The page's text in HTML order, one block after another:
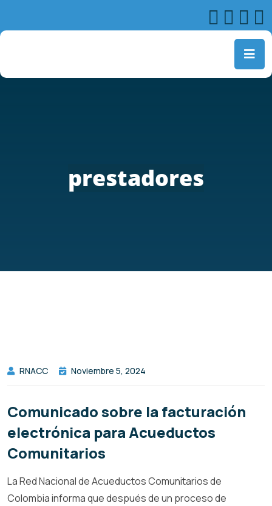
prestadores
RNACC Noviembre 5, 2024
Comunicado sobre la facturación
electrónica para Acueductos
Comunitarios
La Red Nacional de Acueductos Comunitarios de
Colombia informa que después de un proceso de